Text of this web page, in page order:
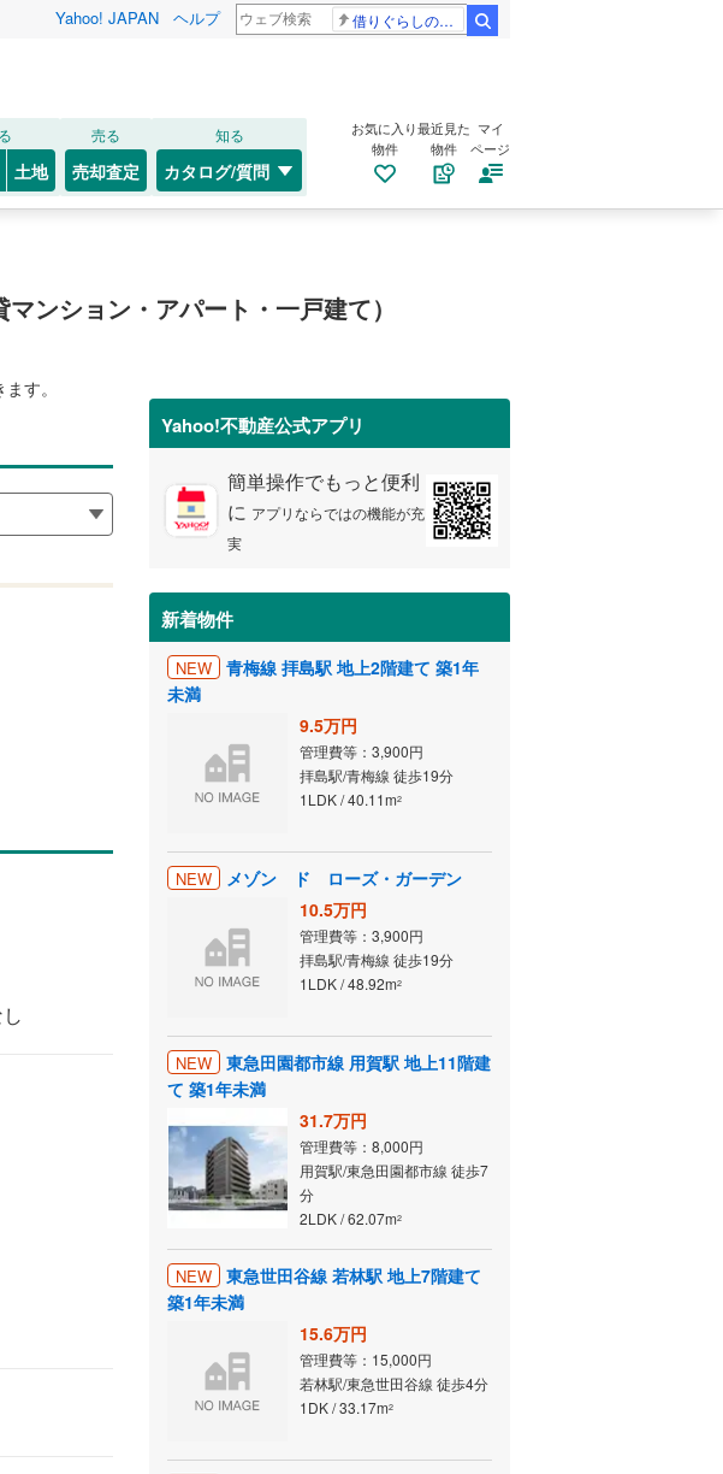
Yahoo! JAPAN ヘルプ 借りぐらしのアリエッティ 耳をすませば
土地
売る
売却査定
知る
カタログ/質問
お気に入り
物件
最近見た
物件
マイ
ページ
マンション・アパート・一戸建て）
す。
Yahoo!不動産公式アプリ
簡単操作でもっと便利
に アプリならではの機能が充
実
新着物件
NEW
青梅線 拝島駅 地上2階建て 築1年
未満
9.5万円
管理費等：3,900円
拝島駅/青梅線 徒歩19分
1LDK / 40.11m2
NEW
メゾン ド ローズ・ガーデン
10.5万円
管理費等：3,900円
拝島駅/青梅線 徒歩19分
1LDK / 48.92m2
NEW
東急田園都市線 用賀駅 地上11階建
て 築1年未満
31.7万円
管理費等：8,000円
用賀駅/東急田園都市線 徒歩7
分
2LDK / 62.07m2
NEW
東急世田谷線 若林駅 地上7階建て
築1年未満
15.6万円
管理費等：15,000円
若林駅/東急世田谷線 徒歩4分
1DK / 33.17m2